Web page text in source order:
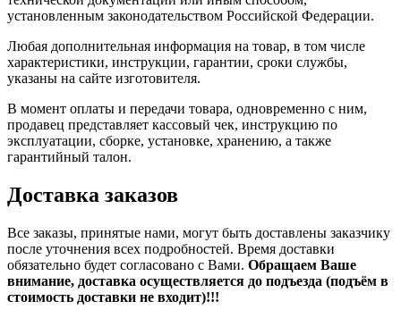
установленным законодательством Российской Федерации.
Любая дополнительная информация на товар, в том числе
характеристики, инструкции, гарантии, сроки службы,
указаны на сайте изготовителя.
В момент оплаты и передачи товара, одновременно с ним,
продавец представляет кассовый чек, инструкцию по
эксплуатации, сборке, установке, хранению, а также
гарантийный талон.
Доставка заказов
Все заказы, принятые нами, могут быть доставлены заказчику
после уточнения всех подробностей. Время доставки
обязательно будет согласовано с Вами. Обращаем Ваше
внимание, доставка осуществляется до подъезда (подъём в
стоимость доставки не входит)!!!